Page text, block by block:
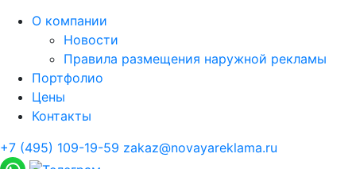
О компании
Новости
Правила размещения наружной рекламы
Портфолио
Цены
Контакты
+7 (495) 109-19-59 zakaz@novayareklama.ru